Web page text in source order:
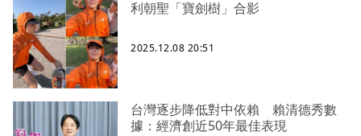
利朝聖「寶劍樹」合影
2025.12.08 20:51
台灣逐步降低對中依賴 賴清德秀數
據：經濟創近50年最佳表現